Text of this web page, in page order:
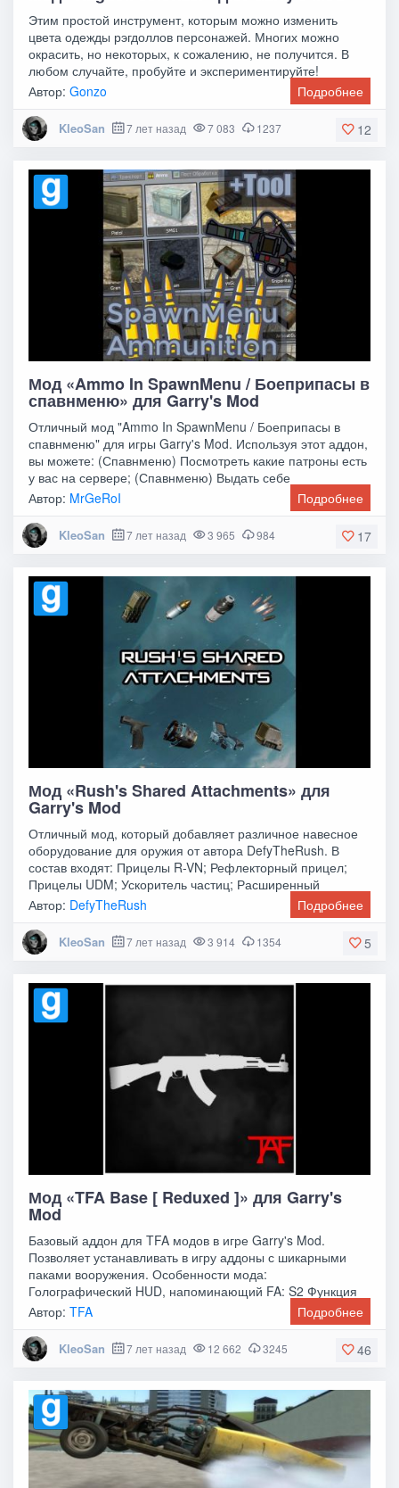
Этим простой инструмент, которым можно изменить
цвета одежды рэгдоллов персонажей. Многих можно
окрасить, но некоторых, к сожалению, не получится. В
любом случайте, пробуйте и экспериментируйте!
Автор:Gonzo Подробнее
12
KleoSan 7 лет назад 7 083 1237
Мод «Ammo In SpawnMenu / Боеприпасы в
спавнменю» для Garry's Mod
Отличный мод "Ammo In SpawnMenu / Боеприпасы в
спавнменю" для игры Garry's Mod. Используя этот аддон,
вы можете: (Спавнменю) Посмотреть какие патроны есть
у вас на сервере; (Спавнменю) Выдать себе
Автор: MrGeRoI Подробнее
17
KleoSan 7 лет назад 3 965 984
Мод «Rush's Shared Attachments» для
Garry's Mod
Отличный мод, который добавляет различное навесное
оборудование для оружия от автора DefyTheRush. В
состав входят: Прицелы R-VN; Рефлекторный прицел;
Прицелы UDM; Ускоритель частиц; Расширенный
Автор: DefyTheRush Подробнее
5
KleoSan 7 лет назад 3 914 1354
Мод «TFA Base [ Reduxed ]» для Garry's
Mod
Базовый аддон для TFA модов в игре Garry's Mod.
Позволяет устанавливать в игру аддоны с шикарными
паками вооружения. Особенности мода:
Голографический HUD, напоминающий FA: S2 Функция
Viewbob, с
Автор:TFA Подробнее
46
KleoSan 7 лет назад 12 662 3245